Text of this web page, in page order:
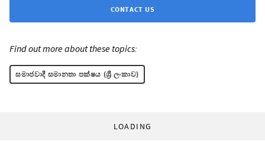
CONTACT US
Find out more about these topics:
සමාජවාදී සමානතා පක්ෂය (ශ්‍රී ලංකාව)
LOADING